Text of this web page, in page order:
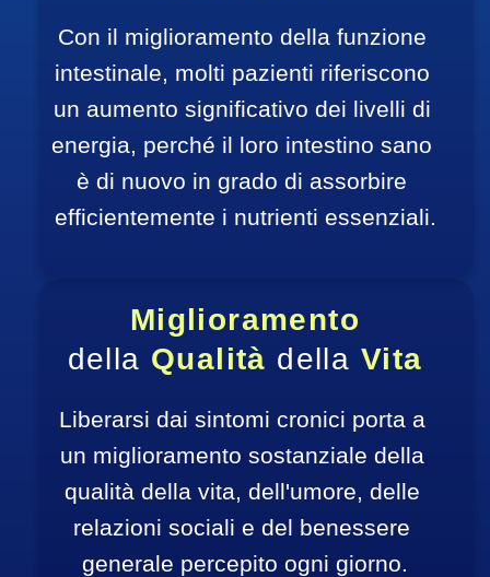
Con il miglioramento della funzione
intestinale, molti pazienti riferiscono
un aumento significativo dei livelli di
energia, perché il loro intestino sano
è di nuovo in grado di assorbire
efficientemente i nutrienti essenziali.
Miglioramento
della Qualità della Vita
Liberarsi dai sintomi cronici porta a
un miglioramento sostanziale della
qualità della vita, dell'umore, delle
relazioni sociali e del benessere
generale percepito ogni giorno.